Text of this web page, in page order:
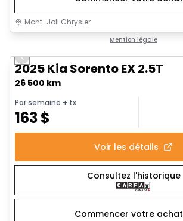
Mont-Joli Chrysler
Mention légale
Previous slide
2025 Kia Sorento EX 2.5T
26 500 km
Par semaine + tx
163$
Voir les détails
Consultez l'historique
Commencer votre achat